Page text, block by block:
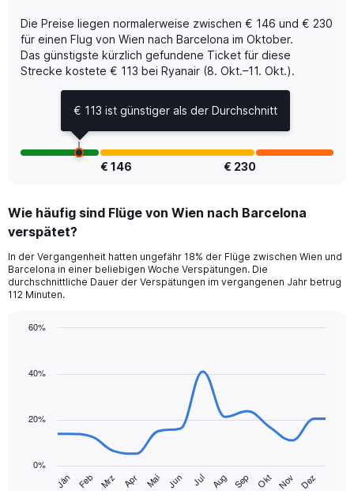
Y
axis
displaying
values.
Die Preise liegen normalerweise zwischen € 146 und € 230
für einen Flug von Wien nach Barcelona im Oktober.
Das günstigste kürzlich gefundene Ticket für diese
Strecke kostete € 113 bei Ryanair (8. Okt.–11. Okt.).
€ 146 € 230
Wie häufig sind Flüge von Wien nach Barcelona
verspätet?
In der Vergangenheit hatten ungefähr 18% der Flüge zwischen Wien und
Barcelona in einer beliebigen Woche Verspätungen. Die
durchschnittliche Dauer der Verspätungen im vergangenen Jahr betrug
112 Minuten.
with
has
Jän Feb Mrz Apr Mai Jun Jul Aug Sep Okt Nov Dez
0%
20%
40%
60%
€ 113 ist günstiger als der Durchschnitt